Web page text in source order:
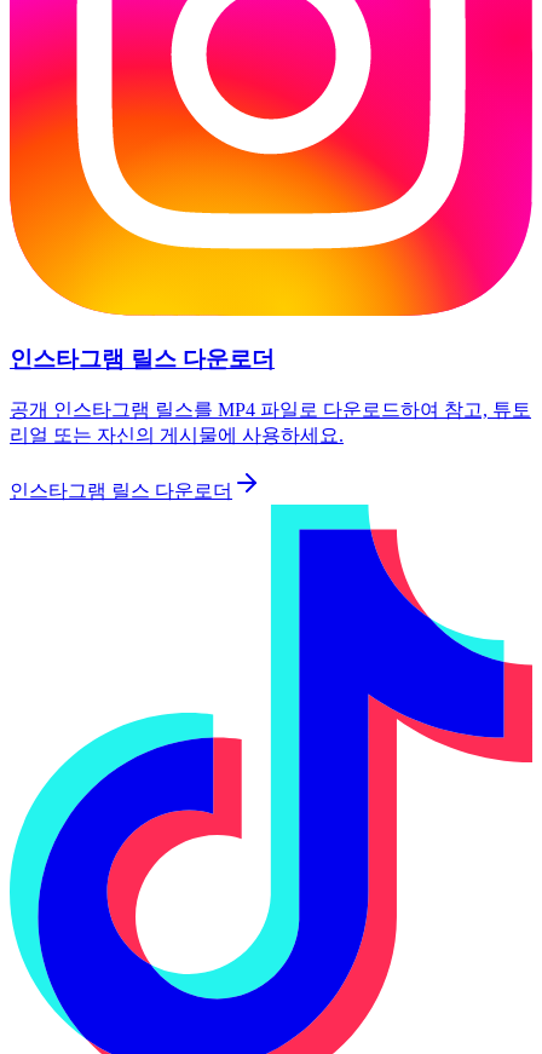
인스타그램 릴스 다운로더
공개 인스타그램 릴스를 MP4 파일로 다운로드하여 참고, 튜토
리얼 또는 자신의 게시물에 사용하세요.
인스타그램 릴스 다운로더